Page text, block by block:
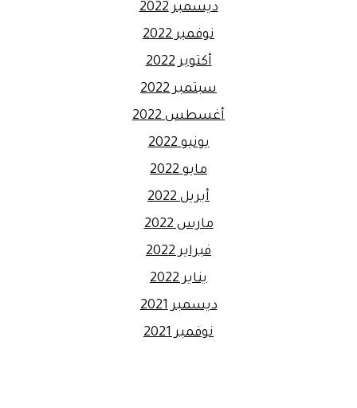
ديسمبر 2022
نوفمبر 2022
أكتوبر 2022
سبتمبر 2022
أغسطس 2022
يونيو 2022
مايو 2022
أبريل 2022
مارس 2022
فبراير 2022
يناير 2022
ديسمبر 2021
نوفمبر 2021